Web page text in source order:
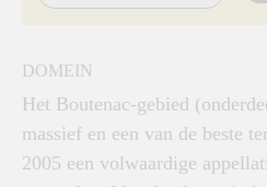
DOMEIN
Het Boutenac-gebied
massief en een van de beste
2005 een volwaardige